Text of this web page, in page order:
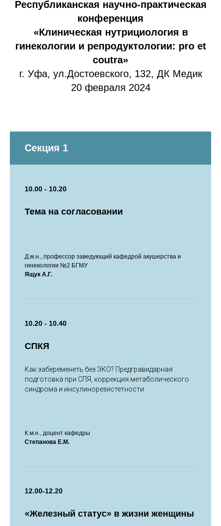
Республиканская научно-практическая
конференция
«Клиническая нутрициология в
гинекологии и репродуктологии: рro et
coutra»
г. Уфа, ул.Достоевского, 132, ДК Медик
20 февраля 2024
Секция 1
10.00 - 10.20
Тема на согласовании
Д.м.н., профессор заведующий кафедрой акушерства и
гинекологии №2 БГМУ
Ящук А.Г.
10.20 - 10.40
СПКЯ
Как забеременеть без ЭКО? Предгравидарная
подготовка при СПЯ, коррекция метаболического
синдрома и инсулинорезистетности
К.м.н., доцент кафедры
Степанова Е.М.
12.00-12.20
«Железный статус» в жизни женщины